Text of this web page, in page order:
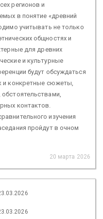
регионов и
в понятие «древний
учитывать не только
общностях и
для древних
и культурные
будут обсуждаться
и конкретные сюжеты,
контактов.
изучения
пройдут в очном
20 марта 2026